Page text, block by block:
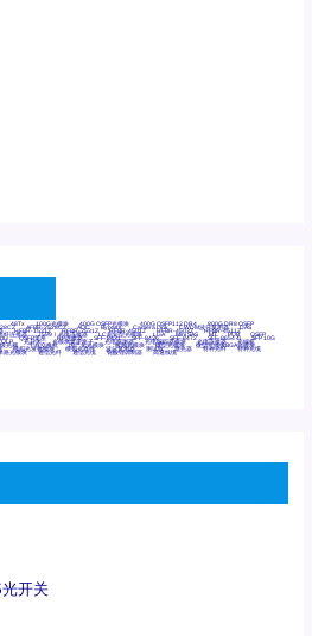
48Tx 100G光模块 400G OSFP光模块 400G QSFP112 DR4 800G DR8 OSFP
AFBR-2528CZ AOC Bypass Camera Link CWDM波分复用器 DAS
HFBR-1531Z HFBR-2531Z HFBR-4501Z HFBR-4503Z HFBR-4511Z
纤连接器 J599Ⅰ光电连接器 LC超短型光模块 LGA Mini SAS MT POB QSFP
QSFP笼座 RP连接器 SFF-8431 SFF-8436 SFF-8472 SFF-8654 4i SFP 10G
OLP 光开关 光模块笼子座子 光电探测器 光电编码器模块 光电连接器 光端机
光耦 千兆交换机 国产化光模块 射频光模块 微型光模块 微型可插拔BGA光模块
模拟光发射模块 模拟光器件 波分复用器 测试版 激光器 特种光纤 特种光缆
路光模块 通信光纤 通信光缆 铌酸锂调制器 高速线缆
开关